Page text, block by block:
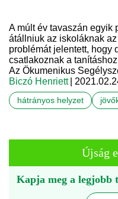
A múlt év tavaszán egyik
átállniuk az iskoláknak
problémát jelentett, hogy
csatlakoznak a
Az Ökumenikus
Biczó Henriett
|
hátrányos helyzet
Újság
Kapja meg a legjobb